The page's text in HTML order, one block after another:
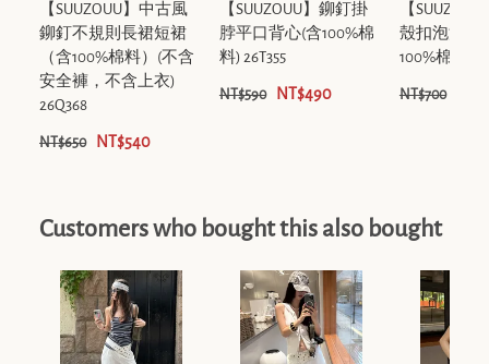
【SUUZOUU】中古風
鉚釘不規則長裙短裙
（含100%棉料）(不含
安全褲，不含上衣)
26Q368
NT$650 NT$540
【SUUZOUU】鉚釘掛
脖平口背心(含100%棉
料) 26T355
NT$590 NT$490
【
殼扣泡泡袖
100%棉料)
NT$700
Customers who bought this also bought